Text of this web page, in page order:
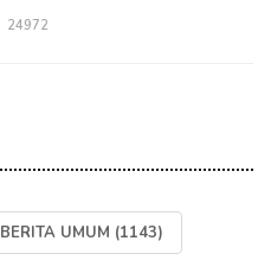
24972
BERITA UMUM (1143)